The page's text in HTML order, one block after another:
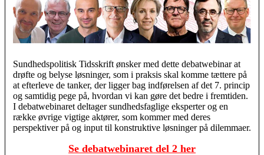
Sundhedspolitisk Tidsskrift ønsker med dette debatwebinar at
drøfte og belyse løsninger, som i praksis skal komme tættere på
at efterleve de tanker, der ligger bag indførelsen af det 7. princip
og samtidig pege på, hvordan vi kan gøre det bedre i fremtiden.
I debatwebinaret deltager sundhedsfaglige eksperter og en
række øvrige vigtige aktører, som kommer med deres
perspektiver på og input til konstruktive løsninger på dilemmaer.
Se debatwebinaret del 2 her